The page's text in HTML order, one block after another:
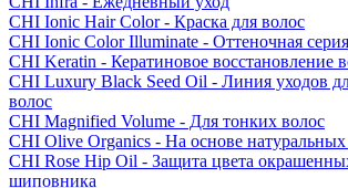
CHI Ionic Hair Color - Краска для волос
CHI Ionic Color Illuminate - Оттеночная
CHI Keratin - Кератиновое восстановление
CHI Luxury Black Seed Oil - Линия уходов
волос
CHI Magnified Volume - Для тонких волос
CHI Olive Organics - На основе
CHI Rose Hip Oil - Защита цвета
шиповника